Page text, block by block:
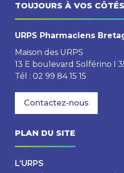
TOUJOURS À VOS CÔTÉS
URPS Pharmaciens
Maison des URPS
13 E boulevard Solférino I
Tél : 02 99 84 15 15
Contactez-nous
PLAN DU SITE
L’URPS